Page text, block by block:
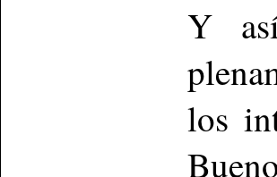
Y
los